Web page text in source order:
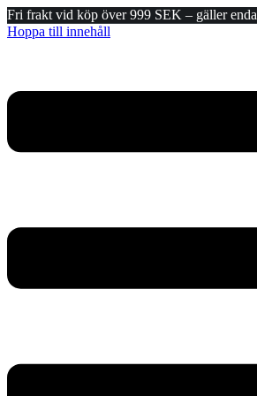
Fri frakt vid köp över 999 SEK – gäller
Hoppa till innehåll